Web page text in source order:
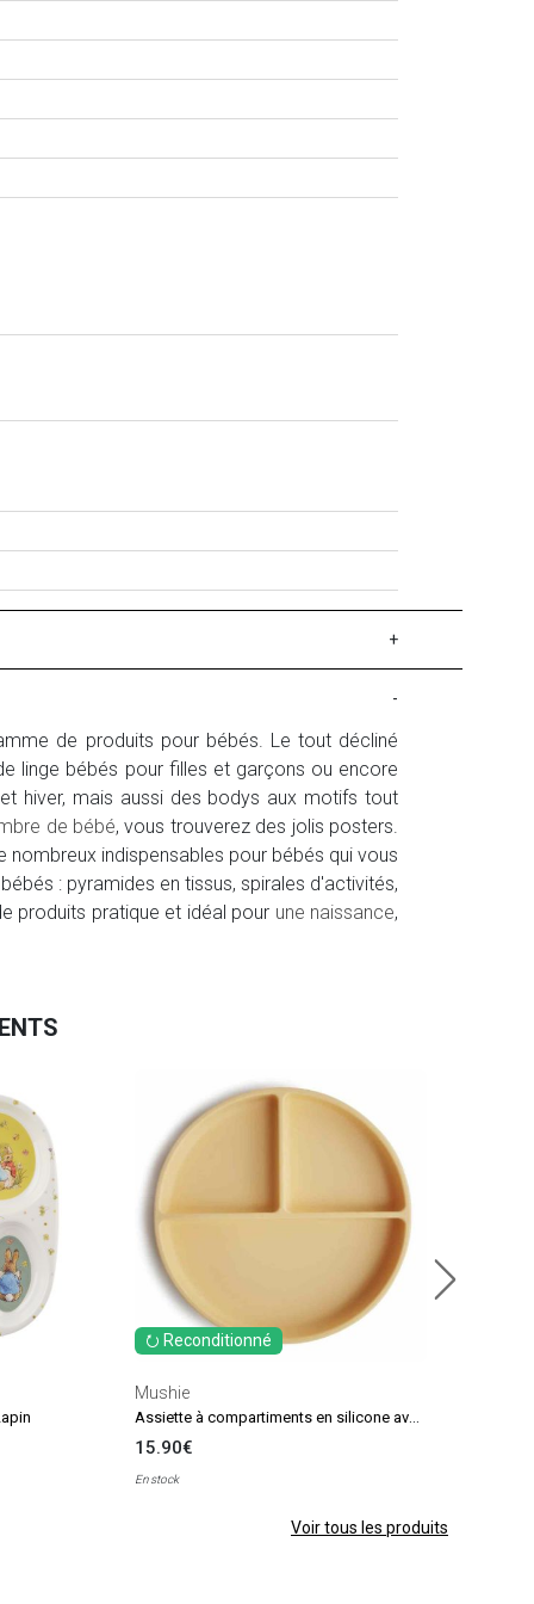
+
-
de produits pour bébés. Le tout décliné
linge bébés pour filles et garçons ou encore
hiver, mais aussi des bodys aux motifs tout
de bébé, vous trouverez des jolis posters.
nombreux indispensables pour bébés qui vous
: pyramides en tissus, spirales d'activités,
produits pratique et idéal pour une naissance,
⭮ Reconditionné
Mushie
Assiette à compartiments en silicone avec ventouse Pale Daffodil - Reconditionné
15.90€
En stock
Voir tous les produits